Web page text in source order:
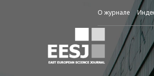
О журнале